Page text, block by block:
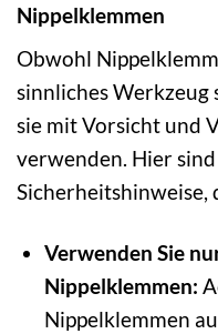
Nippelklemmen
Obwohl
sinnliches Werkzeug
sie mit Vorsicht und
verwenden. Hier
Sicherheitshinweise,
Verwenden Sie
Nippelklemmen:
Nippelklemmen